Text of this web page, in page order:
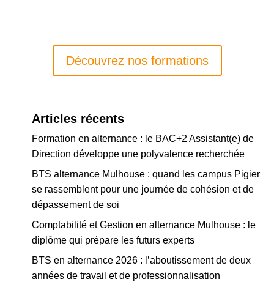
Découvrez nos formations
Articles récents
Formation en alternance : le BAC+2 Assistant(e) de
Direction développe une polyvalence recherchée
BTS alternance Mulhouse : quand les campus Pigier
se rassemblent pour une journée de cohésion et de
dépassement de soi
Comptabilité et Gestion en alternance Mulhouse : le
diplôme qui prépare les futurs experts
BTS en alternance 2026 : l’aboutissement de deux
années de travail et de professionnalisation